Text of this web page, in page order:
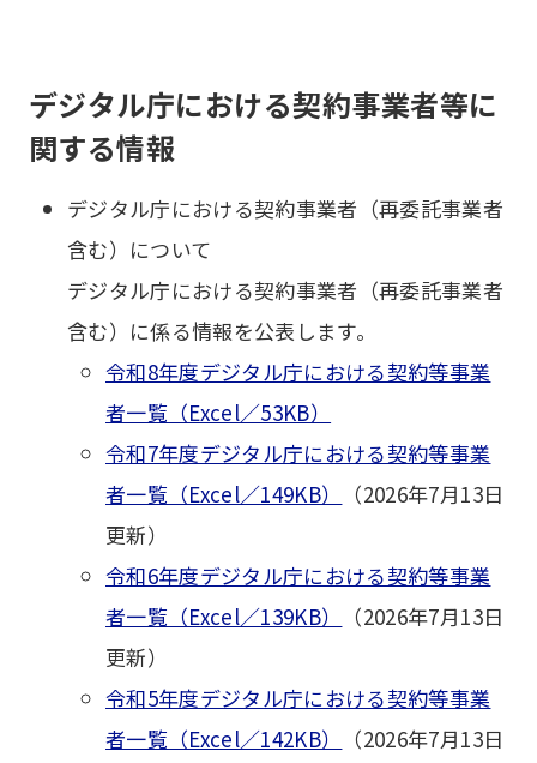
デジタル庁における契約事業者等に
関する情報
デジタル庁における契約事業者（再委託事業者
含む）について
デジタル庁における契約事業者（再委託事業者
含む）に係る情報を公表します。
令和8年度デジタル庁における契約等事業
者一覧（Excel／53KB）
令和7年度デジタル庁における契約等事業
者一覧（Excel／149KB）
（2026年7月13日
更新）
令和6年度デジタル庁における契約等事業
者一覧（Excel／139KB）
（2026年7月13日
更新）
令和5年度デジタル庁における契約等事業
者一覧（Excel／142KB）
（2026年7月13日